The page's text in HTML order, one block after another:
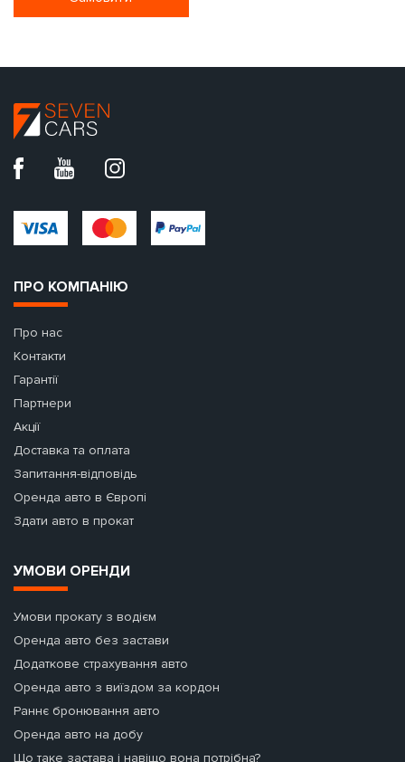
ПРО КОМПАНІЮ
Про нас
Контакти
Гарантії
Партнери
Акції
Доставка та оплата
Запитання-відповідь
Оренда авто в Європі
Здати авто в прокат
УМОВИ ОРЕНДИ
Умови прокату з водієм
Оренда авто без застави
Додаткове страхування авто
Оренда авто з виїздом за кордон
Раннє бронювання авто
Оренда авто на добу
Що таке застава і навіщо вона потрібна?